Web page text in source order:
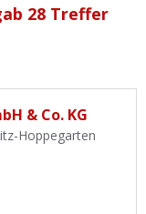
28 Treffer
& Co. KG
Hoppegarten